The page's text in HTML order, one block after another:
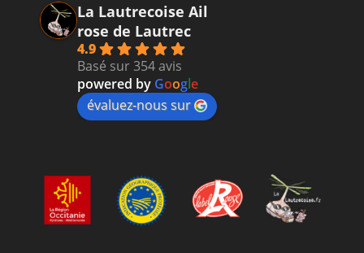
La Lautrecoise Ail
rose de Lautrec
4.9
Basé sur 354 avis
powered by Google
évaluez-nous sur